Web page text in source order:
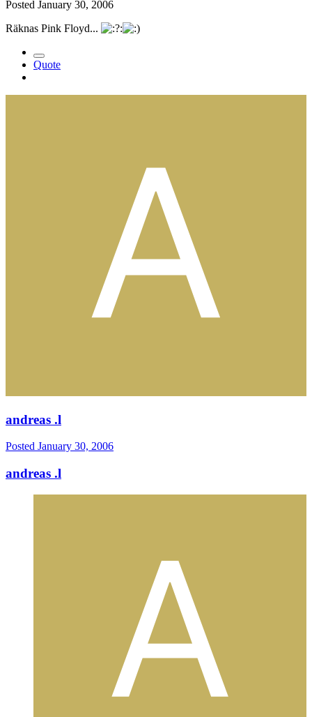
Posted January 30, 2006
Räknas Pink Floyd...
Quote
andreas .l
Posted January 30, 2006
andreas .l